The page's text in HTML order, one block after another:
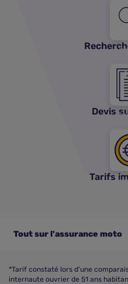
Devis
Tarifs
Tout sur l'assurance moto
*Tarif constaté lors d’une
internaute ouvrier de 51 ans